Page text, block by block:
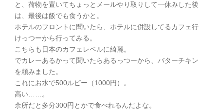
と、荷物を置いてちょっとメールやり取りして一休みした後
は、最後は飯でも食うかと。
ホテルのフロントに聞いたら、ホテルに併設してるカフェ行
けっつーから行ってみる。
こちらも日本のカフェレベルに綺麗。
でカレーあるかって聞いたらあるっつーから、バターチキン
を頼みました。
これにお水で500ルピー（1000円）。
高い……。
余所だと多分300円とかで食べれるんだよな。